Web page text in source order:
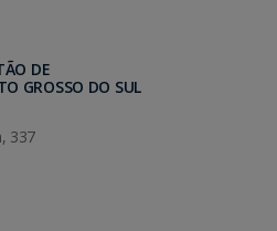
DE
GROSSO DO SUL
337